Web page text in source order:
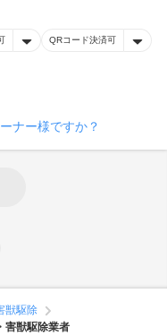
QRコード決済可
ナー様ですか？
獣駆除
害獣駆除業者